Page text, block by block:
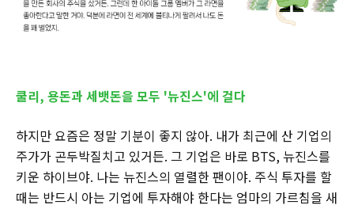
쿨리, 용돈과 세뱃돈을 모두 '뉴진스'에 걸다
하지만 요즘은 정말 기분이 좋지 않아. 내가 최근에 산 기업의
주가가 곤두박질치고 있거든. 그 기업은 바로 BTS, 뉴진스를
키운 하이브야. 나는 뉴진스의 열렬한 팬이야. 주식 투자를 할
때는 반드시 아는 기업에 투자해야 한다는 엄마의 가르침을 새